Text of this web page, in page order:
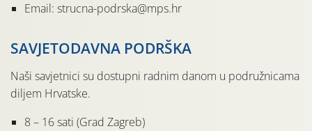
Email: strucna-podrska@mps.hr
SAVJETODAVNA PODRŠKA
Naši savjetnici su dostupni radnim danom u podružnicama
diljem Hrvatske.
8 – 16 sati (Grad Zagreb)